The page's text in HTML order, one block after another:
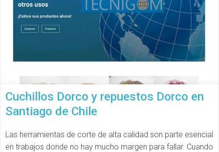
Cuchillos Dorco y repuestos Dorco en
Santiago de Chile
Las herramientas de corte de alta calidad son parte esencial
en trabajos donde no hay mucho margen para fallar. Cuando